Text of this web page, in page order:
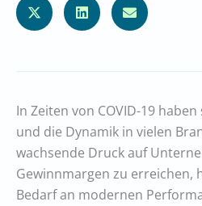
In Zeiten von COVID-19
und die Dynamik in vielen
wachsende Druck auf
Gewinnmargen zu erreichen,
Bedarf an modernen